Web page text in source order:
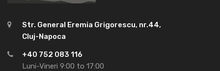
Str. General Eremia Grigorescu, nr.44,
Cluj-Napoca
+40 752 083 116
Luni-Vineri 9:00 to 17:00